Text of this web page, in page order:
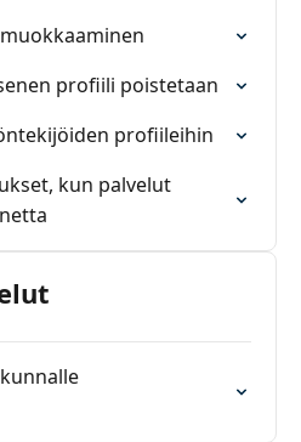
profiili poistetaan
profiileihin
kun palvelut